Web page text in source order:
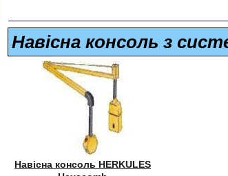
Навісна консоль з
Навісна консоль HERKULES